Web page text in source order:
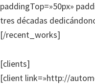
paddingTop=»50px»
tres décadas
[/recent_works]
[clients]
[client link=»http://